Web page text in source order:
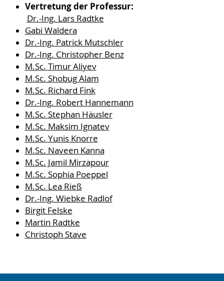
Vertretung der Professur:
Dr.-Ing. Lars Radtke
Gabi Waldera
Dr.-Ing. Patrick Mutschler
Dr.-Ing. Christopher Benz
M.Sc. Timur Aliyev
M.Sc. Shobug Alam
M.Sc. Richard Fink
Dr.-Ing. Robert Hannemann
M.Sc. Stephan Häusler
M.Sc. Maksim Ignatev
M.Sc. Yunis Knorre
M.Sc. Naveen Kanna
M.Sc. Jamil Mirzapour
M.Sc. Sophia Poeppel
M.Sc. Lea Rieß
Dr.-Ing. Wiebke Radlof
Birgit Felske
Martin Radtke
Christoph Stave